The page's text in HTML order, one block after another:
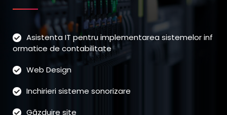
Asistenta IT pentru implementarea sistemelor inf
ormatice de contabilitate
Web Design
Inchirieri sisteme sonorizare
Găzduire site